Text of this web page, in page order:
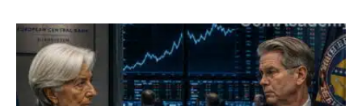
Yen : Washington a vendu des euros sans prévenir la